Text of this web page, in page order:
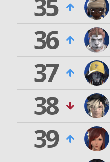
35
36
37
38
39